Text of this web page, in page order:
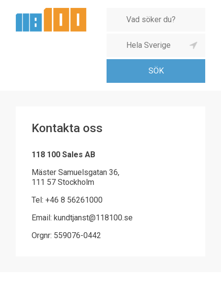
Kontakta oss
118 100 Sales AB
Mäster Samuelsgatan 36,
111 57 Stockholm
Tel: +46 8 56261000
Email: kundtjanst@118100.se
Orgnr: 559076-0442